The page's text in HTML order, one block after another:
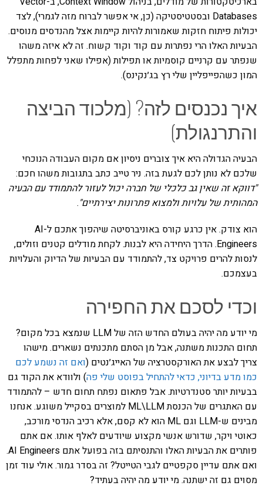
Databases ובסטטיסטיקה (כן, אי אפשר לברוח מזה לגמרי), לצד
יכולות פיתוח חזקות שאמורות להיות קיימות אצל מהנדסים מנוסים.
הבעיות האלו הרי נפתרות עם קוד וקוד קשוח. זה לא איזה משהו
שנפתר עם קרניים קוסמיות או תפילות (אפילו שאני לפחות מתפלל
המון כשהפייפליין שלי רץ בג׳נקינס).
איך נכנסים לזה? (מלכוד הביצה
והתרנגולת)
הבעיה הגדולה היא איך צוברים ניסיון אם מקום העבודה הנוכחי
שלכם לא נותן לכם לגעת בזה. ניר טייב כתב בתגובות משהו חכם:
"דווקא זה שאין גב כלכלי של חברה יכול לעזור להתמודד עם הבעיה
המהותית של עלויות ולמצוא פתרונות יצירתיים".
הוא צודק. אין כרגע קורס באוניברסיטה שיהפוך אתכם ל-AI
Engineers. הדרך היחידה היא לבנות. לקחת מודלים קטנים וזולים,
לנסות להרים פרויקט צד, להתמודד עם הבעיות של הדיוק והעלויות
בעצמכם.
וכדי לסכם את החפירה
מי יודע מה יהיה בעולם החדש הזה של LLM שנמצא בכל מקום?
תחום התכנות משתנה, אבל מן הסתם מתכנתים נשארים. מישהו
צריך לבצע את האורקסטרציה של האייג׳נטים (ואם זה נשמע לכם
כמו מדע בדיוני, כדאי להתחיל בפוסט שלי פה) ולוודא את הקוד גם
בבעיות יותר סטנדרטיות. אבל פתאום נפתח תחום חדש – להתמודד
עם האתגרים של הכנסת ML\LLM למוצרים בסקייל משוגע. אנחנו
מבינים ש-LLM וגם ML הוא לא קסם, אלא רכיב הנדסי מורכב,
כאוטי ויקר, שדורש אנשי מקצוע שיודעים לאלף אותו. אם אתם
פותרים את הבעיות האלו והתנסיתם בזה בפועל אתם AI Engineers.
ואם אתם עדיין סקפטיים לגבי הטייטל? זה בסדר גמור. אולי עוד זמן
מסוים גם זה ישתנה. מי יודע מה יהיה בעתיד?